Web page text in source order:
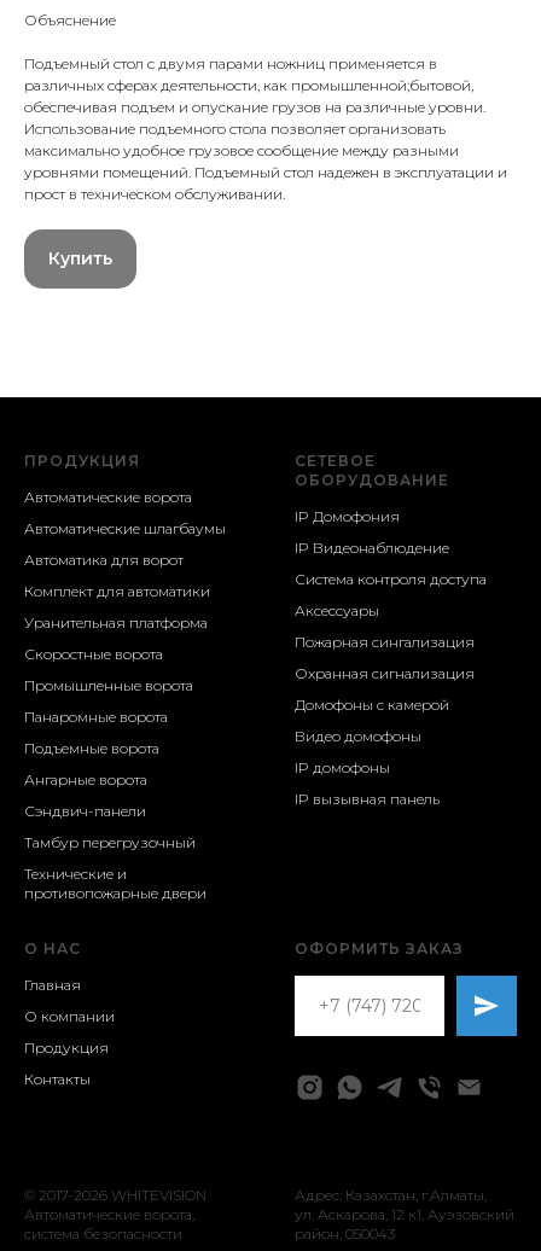
Объяснение
Подъемный стол с двумя парами ножниц применяется в
различных сферах деятельности, как промышленной;бытовой,
обеспечивая подъем и опускание грузов на различные уровни.
Использование подъемного стола позволяет организовать
максимально удобное грузовое сообщение между разными
уровнями помещений. Подъемный стол надежен в эксплуатации и
прост в техническом обслуживании.
Купить
ПРОДУКЦИЯ
Автоматические ворота
Автоматические шлагбаумы
Автоматика для ворот
Комплект для автоматики
Уранительная платформа
Скоростные ворота
Промышленные ворота
Панаромные ворота
Подъемные ворота
Ангарные ворота
Сэндвич-панели
Тамбур перегрузочный
Технические и
противопожарные двери
СЕТЕВОЕ
ОБОРУДОВАНИЕ
IP Домофония
IP Видеонаблюдение
Система контроля доступа
Аксессуары
Пожарная сингализация
Охранная сигнализация
Домофоны с камерой
Видео домофоны
IP домофоны
IP вызывная панель
О НАС
Главная
О компании
Продукция
Контакты
ОФОРМИТЬ ЗАКАЗ
© 2017-2026 WHITEVISION
Автоматические ворота,
система безопасности
Адрес: Казахстан, г.Алматы,
ул. Аскарова, 12 к1, ​Ауэзовский
район, ​050043